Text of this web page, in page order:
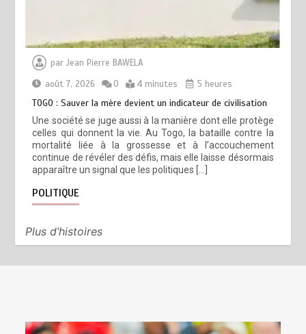
parJean Pierre BAWELA
août 7, 2026
0 4 minutes 5 heures
TOGO : Sauver la mère devient un indicateur de civilisation
Une société se juge aussi à la manière dont elle protège
celles qui donnent la vie. Au Togo, la bataille contre la
mortalité liée à la grossesse et à l’accouchement
continue de révéler des défis, mais elle laisse désormais
apparaître un signal que les politiques […]
POLITIQUE
Plus d’histoires